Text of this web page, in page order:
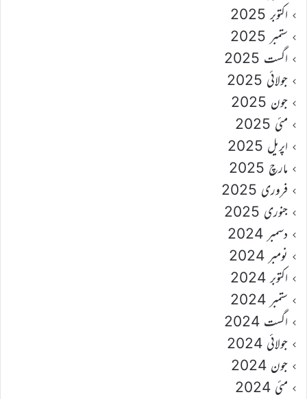
اکتوبر 2025
ستمبر 2025
اگست 2025
جولائی 2025
جون 2025
مئی 2025
اپریل 2025
مارچ 2025
فروری 2025
جنوری 2025
دسمبر 2024
نومبر 2024
اکتوبر 2024
ستمبر 2024
اگست 2024
جولائی 2024
جون 2024
مئی 2024